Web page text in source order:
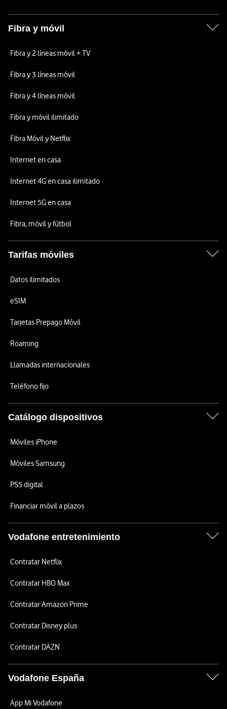
Fibra y móvil
Fibra y 2 líneas móvil + TV
Fibra y 3 líneas móvil
Fibra y 4 líneas móvil
Fibra y móvil ilimitado
Fibra Móvil y Netflix
Internet en casa
Internet 4G en casa ilimitado
Internet 5G en casa
Fibra, móvil y fútbol
Tarifas móviles
Datos ilimitados
eSIM
Tarjetas Prepago Móvil
Roaming
Llamadas internacionales
Teléfono fijo
Catálogo dispositivos
Móviles iPhone
Móviles Samsung
PS5 digital
Financiar móvil a plazos
Vodafone entretenimiento
Contratar Netflix
Contratar HBO Max
Contratar Amazon Prime
Contratar Disney plus
Contratar DAZN
Vodafone España
App Mi Vodafone